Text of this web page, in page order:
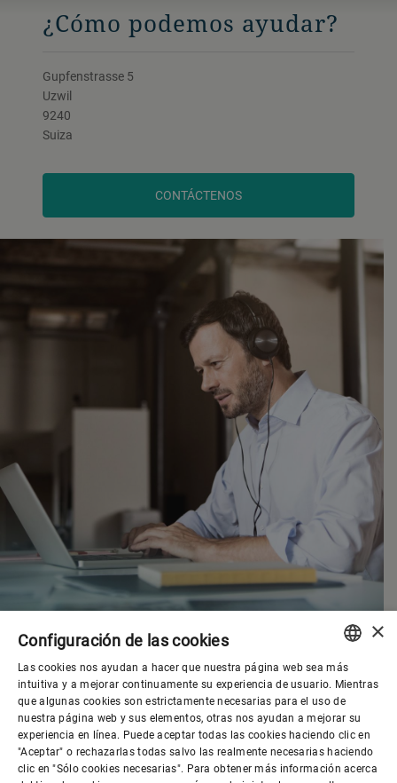
¿Cómo podemos ayudar?
Gupfenstrasse 5
Uzwil
9240
Suiza
CONTÁCTENOS
Gobierno corporativo
ENGLISH
SPANISH
GERMAN
FRENCH
×
Configuración de las cookies
Las cookies nos ayudan a hacer que nuestra página web sea más
intuitiva y a mejorar continuamente su experiencia de usuario. Mientras
que algunas cookies son estrictamente necesarias para el uso de
nuestra página web y sus elementos, otras nos ayudan a mejorar su
experiencia en línea. Puede aceptar todas las cookies haciendo clic en
"Aceptar" o rechazarlas todas salvo las realmente necesarias haciendo
clic en "Sólo cookies necesarias". Para obtener más información acerca